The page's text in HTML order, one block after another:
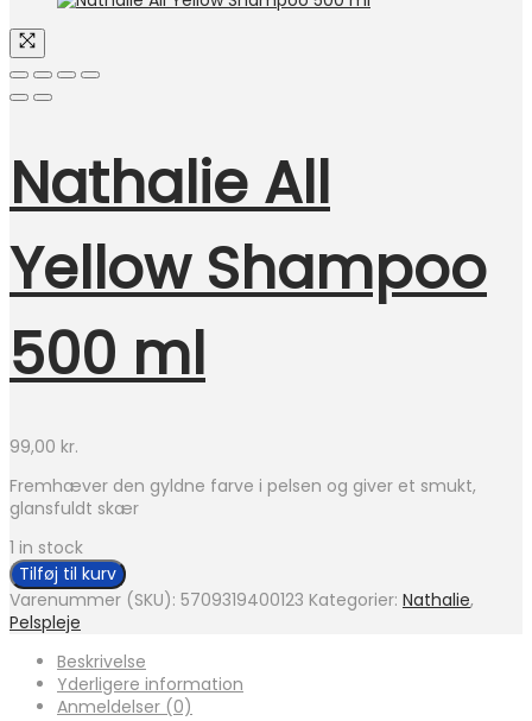
Nathalie All
Yellow Shampoo
500 ml
99,00 kr.
Fremhæver den gyldne farve i pelsen og giver et smukt,
glansfuldt skær
1 in stock
Nathalie
All
Yellow
Shampoo
500
antal
Tilføj til kurv
Varenummer (SKU): 5709319400123 Kategorier: Nathalie,
Pelspleje
Beskrivelse
Yderligere information
Anmeldelser (0)